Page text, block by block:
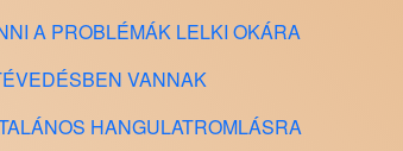
A PROBLÉMÁK LELKI OKÁRA
VANNAK
HANGULATROMLÁSRA